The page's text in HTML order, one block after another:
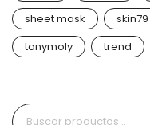
sheet mask
skin79
tonymoly
trend